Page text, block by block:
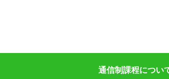
通信制課程につい